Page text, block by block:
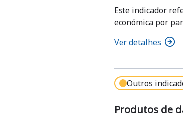
Este indicador
económica por
Ver detalhes
Outros
Produtos de